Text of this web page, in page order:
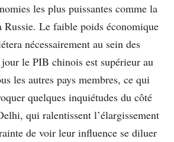
les plus puissantes comme la
Russie. Le faible poids économique
nécessairement au sein des
le PIB chinois est supérieur au
les autres pays membres, ce qui
quelques inquiétudes du côté
qui ralentissent l’élargissement
de voir leur influence se diluer